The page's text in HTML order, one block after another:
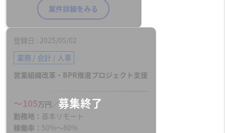
案件詳細をみる
登録日 2025/05/02
業務 / 会計 / 人事
営業組織改革・BPR推進プロジェクト支援
〜105万円／月
勤務地
基本リモート
稼働率
50%〜80%